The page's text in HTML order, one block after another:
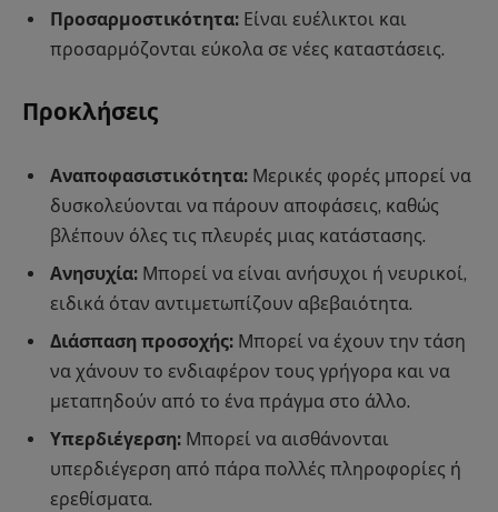
Προσαρμοστικότητα: Είναι ευέλικτοι και
προσαρμόζονται εύκολα σε νέες καταστάσεις.
Προκλήσεις
Αναποφασιστικότητα: Μερικές φορές μπορεί να
δυσκολεύονται να πάρουν αποφάσεις, καθώς
βλέπουν όλες τις πλευρές μιας κατάστασης.
Ανησυχία: Μπορεί να είναι ανήσυχοι ή νευρικοί,
ειδικά όταν αντιμετωπίζουν αβεβαιότητα.
Διάσπαση προσοχής: Μπορεί να έχουν την τάση
να χάνουν το ενδιαφέρον τους γρήγορα και να
μεταπηδούν από το ένα πράγμα στο άλλο.
Υπερδιέγερση: Μπορεί να αισθάνονται
υπερδιέγερση από πάρα πολλές πληροφορίες ή
ερεθίσματα.